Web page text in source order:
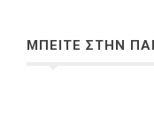
ΜΠΕΙΤΕ ΣΤΗΝ